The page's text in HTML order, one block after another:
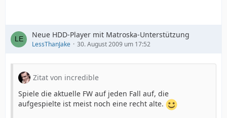
Neue HDD-Player mit Matroska-Unterstützung
LessThanJake 30. August 2009 um 17:52
Zitat von incredible
Spiele die aktuelle FW auf jeden Fall auf, die
aufgespielte ist meist noch eine recht alte.